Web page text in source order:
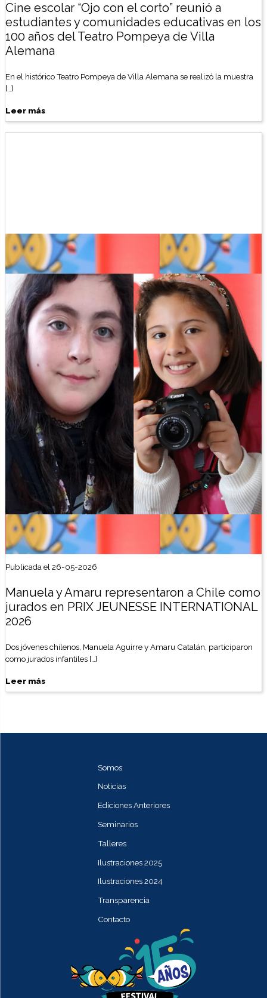
Cine escolar “Ojo con el corto” reunió a
estudiantes y comunidades educativas en los
100 años del Teatro Pompeya de Villa
Alemana
En el histórico Teatro Pompeya de Villa Alemana se realizó la muestra
[…]
Leer más
Publicada el 26-05-2026
Manuela y Amaru representaron a Chile como
jurados en PRIX JEUNESSE INTERNATIONAL
2026
Dos jóvenes chilenos, Manuela Aguirre y Amaru Catalán, participaron
como jurados infantiles […]
Leer más
Somos
Noticias
Ediciones Anteriores
Seminarios
Talleres
Ilustraciones 2025
Ilustraciones 2024
Transparencia
Contacto